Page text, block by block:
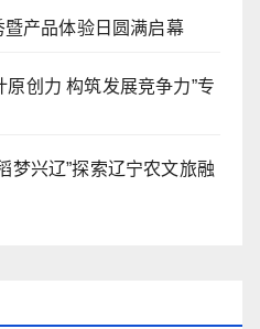
产品体验日圆满启幕
创力 构筑发展竞争力”专
梦兴辽”探索辽宁农文旅融